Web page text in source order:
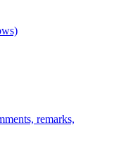
remarks,